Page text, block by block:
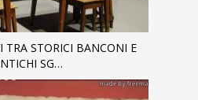
TRA STORICI BANCONI E
SG…